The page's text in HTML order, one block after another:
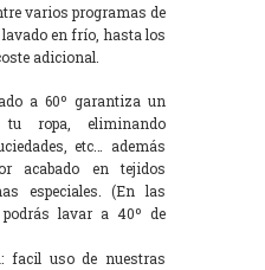
varios programas de
en frío, hasta los
adicional.
a 60º garantiza un
ropa, eliminando
etc… además
acabado en tejidos
especiales. (En las
lavar a 40º de
facil uso de nuestras